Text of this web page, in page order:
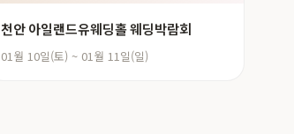
천안 아일랜드유웨딩홀 웨딩박람회
01월 10일(토) ~ 01월 11일(일)